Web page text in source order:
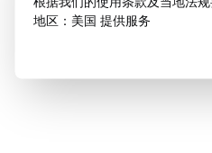
地区：美国 提供服务